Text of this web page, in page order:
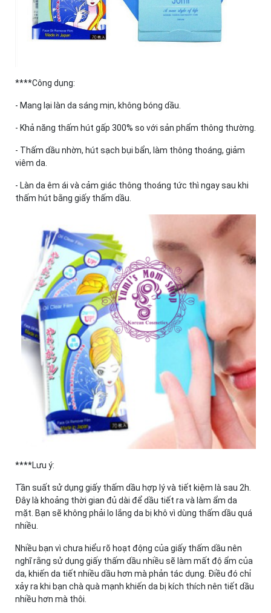
****Công dụng:
- Mang lại làn da sáng mịn, không bóng dầu.
- Khả năng thấm hút gấp 300% so với sản phẩm thông thường.
- Thấm dầu nhờn, hút sạch bụi bẩn, làm thông thoáng, giảm
viêm da.
- Làn da êm ái và cảm giác thông thoáng tức thì ngay sau khi
thấm hút bằng giấy thấm dầu.
****Lưu ý:
Tần suất sử dụng giấy thấm dầu hợp lý và tiết kiệm là sau 2h.
Đây là khoảng thời gian đủ dài để dầu tiết ra và làm ẩm da
mặt. Bạn sẽ không phải lo lắng da bị khô vì dùng thấm dầu quá
nhiều.
Nhiều bạn vì chưa hiểu rõ hoạt động của giấy thấm dầu nên
nghĩ rằng sử dụng giấy thấm dầu nhiều sẽ làm mất độ ẩm của
da, khiến da tiết nhiều dầu hơn mà phản tác dụng. Điều đó chỉ
xảy ra khi bạn chà quà mạnh khiến da bị kích thích nên tiết dầu
nhiều hơn mà thôi.